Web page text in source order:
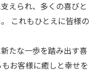
えられ、多くの喜びと
これもひとえに皆様の
たな一歩を踏み出す喜
お客様に癒しと幸せを